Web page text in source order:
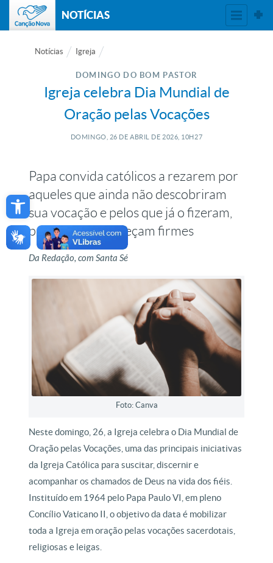
Open toolbar
NOTÍCIAS
Notícias Igreja
DOMINGO DO BOM PASTOR
Igreja celebra Dia Mundial de
Oração pelas Vocações
DOMINGO, 26 DE ABRIL DE 2026, 10H27
Papa convida católicos a rezarem por
aqueles que ainda não descobriram
sua vocação e pelos que já o fizeram,
para que permaneçam firmes
Da Redação, com Santa Sé
Foto: Canva
Neste domingo, 26, a Igreja celebra o Dia Mundial de
Oração pelas Vocações, uma das principais iniciativas
da Igreja Católica para suscitar, discernir e
acompanhar os chamados de Deus na vida dos fiéis.
Instituído em 1964 pelo Papa Paulo VI, em pleno
Concílio Vaticano II, o objetivo da data é mobilizar
toda a Igreja em oração pelas vocações sacerdotais,
religiosas e leigas.